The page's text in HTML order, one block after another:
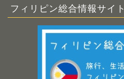
フィリピン総合情報サイト